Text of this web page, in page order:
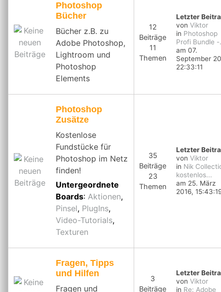
Photoshop
Bücher
Bücher z.B. zu
Adobe Photoshop,
Lightroom und
Photoshop
Elements
12
Beiträge
11
Themen
Letzter
von Viktor
in Photoshop
Profi Bundle -
am 07.
September
22:33:11
Photoshop
Zusätze
Kostenlose
Fundstücke für
Photoshop im Netz
finden!
Untergeordnete
Boards: Aktionen,
Pinsel, PlugIns,
Video-Tutorials,
Texturen
35
Beiträge
23
Themen
Letzter
von Viktor
in Nik
kostenlos...
am 25. März
2016,
Fragen, Tipps
und Hilfen
Fragen und
3
Beiträge
Letzter
von Viktor
in Re: Adobe